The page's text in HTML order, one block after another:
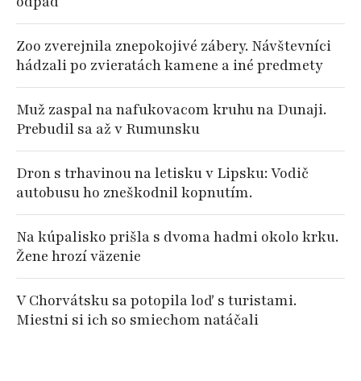
Zoo zverejnila znepokojivé zábery. Návštevníci
hádzali po zvieratách kamene a iné predmety
Muž zaspal na nafukovacom kruhu na Dunaji.
Prebudil sa až v Rumunsku
Dron s trhavinou na letisku v Lipsku: Vodič
autobusu ho zneškodnil kopnutím.
Na kúpalisko prišla s dvoma hadmi okolo krku.
Žene hrozí väzenie
V Chorvátsku sa potopila loď s turistami.
Miestni si ich so smiechom natáčali